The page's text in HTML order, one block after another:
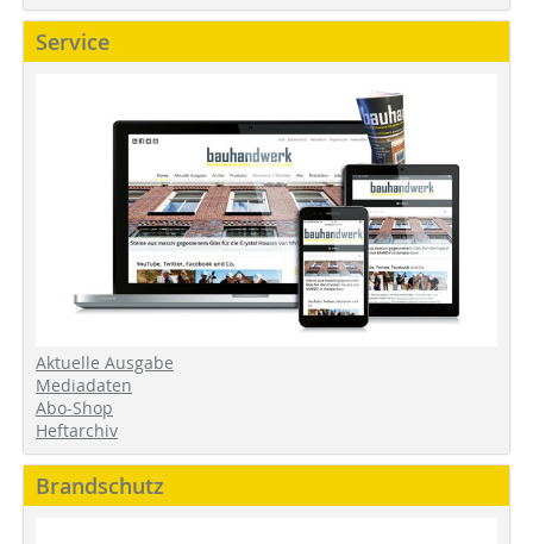
Service
Aktuelle Ausgabe
Mediadaten
Abo-Shop
Heftarchiv
Brandschutz